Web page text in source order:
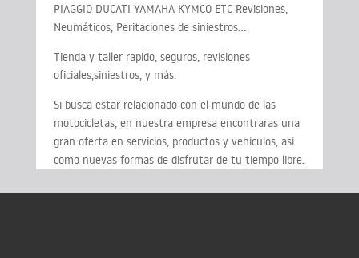
PIAGGIO DUCATI YAMAHA KYMCO ETC Revisiones,
Neumáticos, Peritaciones de siniestros…
Tienda y taller rapido, seguros, revisiones
oficiales,siniestros, y más.
Si busca estar relacionado con el mundo de las
motocicletas, en nuestra empresa encontraras una
gran oferta en servicios, productos y vehículos, así
como nuevas formas de disfrutar de tu tiempo libre.